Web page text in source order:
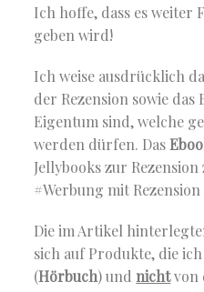
Ich hoffe, dass es weiter
geben wird!
Ich weise ausdrücklich
der Rezension sowie
Eigentum sind, welche
werden dürfen. Das
Jellybooks zur
#Werbung mit
Die im Artikel
sich auf Produkte, die
(Hörbuch) und nichtvon